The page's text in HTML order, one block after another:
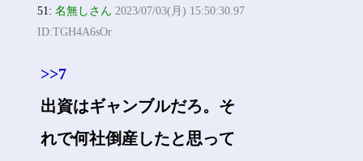
51:名無しさん 2023/07/03(月) 15:50:30.97
ID:TGH4A6sOr
>>7
出資はギャンブルだろ。そ
れで何社倒産したと思って